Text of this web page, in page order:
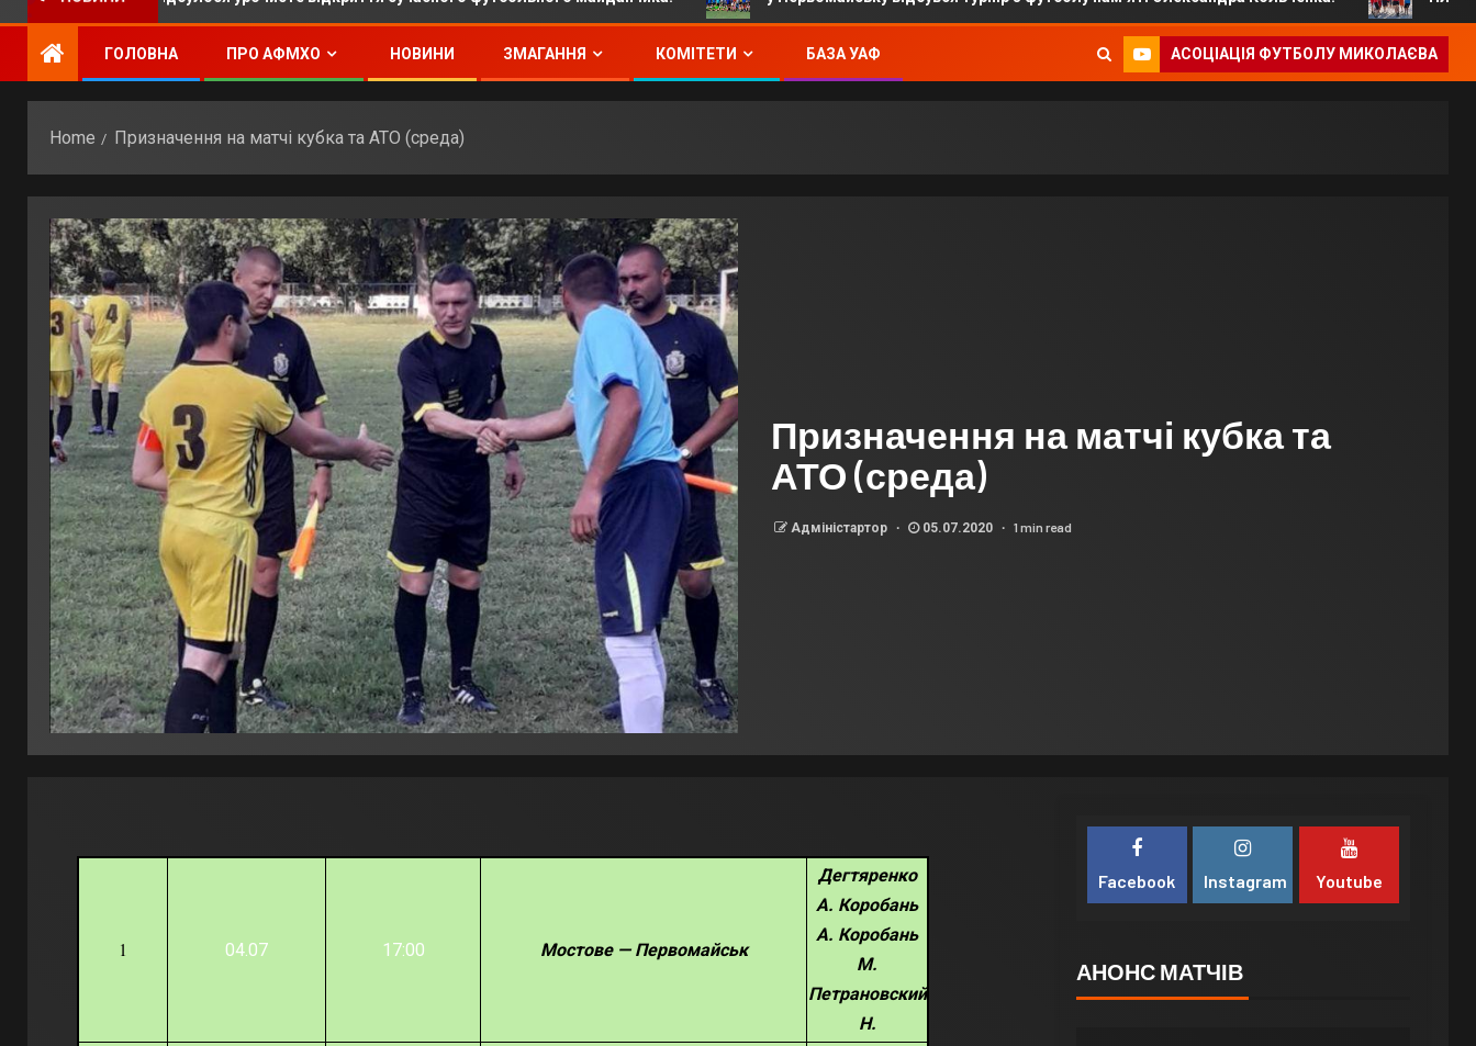
ГОЛОВНА ПРО АФМХО НОВИНИ ЗМАГАННЯ КОМІТЕТИ БАЗА УАФ АСОЦІАЦІЯ ФУТБОЛУ МИКОЛАЄВА
Home Призначення на матчі кубка та АТО (среда)
Призначення на матчі кубка та
АТО (среда)
Адміністартор 05.07.2020 1 min read
1 04.07 17:00 Мостове — Первомайськ
Дегтяренко
А. Коробань
А. Коробань
М.
Петрановский
Н.
Facebook Instagram Youtube
АНОНС МАТЧІВ